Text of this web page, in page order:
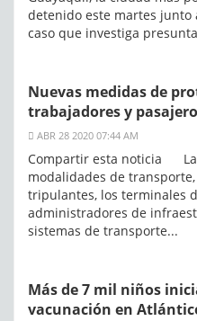
detenido este martes junto
caso que investiga
Nuevas medidas de
trabajadores y
ABR 28 2020 07:44 AM
Compartir esta noticia
modalidades de
tripulantes, los terminales
administradores de
sistemas de transporte...
Más de 7 mil niños
vacunación en